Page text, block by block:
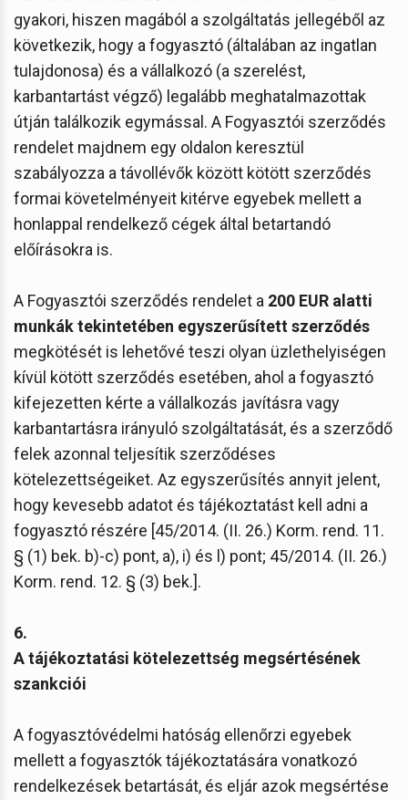
gyakori, hiszen magából a szolgáltatás jellegéből az
következik, hogy a fogyasztó (általában az ingatlan
tulajdonosa) és a vállalkozó (a szerelést,
karbantartást végző) legalább meghatalmazottak
útján találkozik egymással. A Fogyasztói szerződés
rendelet majdnem egy oldalon keresztül
szabályozza a távollévők között kötött szerződés
formai követelményeit kitérve egyebek mellett a
honlappal rendelkező cégek által betartandó
előírásokra is.
A Fogyasztói szerződés rendelet a 200 EUR alatti
munkák tekintetében egyszerűsített szerződés
megkötését is lehetővé teszi olyan üzlethelyiségen
kívül kötött szerződés esetében, ahol a fogyasztó
kifejezetten kérte a vállalkozás javításra vagy
karbantartásra irányuló szolgáltatását, és a szerződő
felek azonnal teljesítik szerződéses
kötelezettségeiket. Az egyszerűsítés annyit jelent,
hogy kevesebb adatot és tájékoztatást kell adni a
fogyasztó részére [45/2014. (II. 26.) Korm. rend. 11.
§ (1) bek. b)-c) pont, a), i) és l) pont; 45/2014. (II. 26.)
Korm. rend. 12. § (3) bek.].
6.
A tájékoztatási kötelezettség megsértésének
szankciói
A fogyasztóvédelmi hatóság ellenőrzi egyebek
mellett a fogyasztók tájékoztatására vonatkozó
rendelkezések betartását, és eljár azok megsértése